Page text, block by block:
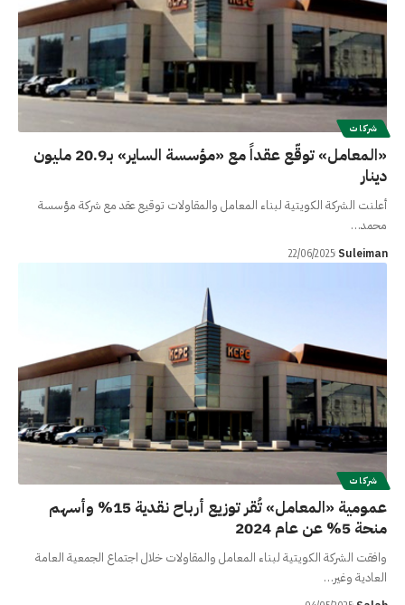
شركات
«المعامل» توقّع عقداً مع «مؤسسة الساير» بـ20.9 مليون
دينار
أعلنت الشركة الكويتية لبناء المعامل والمقاولات توقيع عقد مع شركة مؤسسة
محمد…
Suleiman
22/06/2025
شركات
عمومية «المعامل» تُقر توزيع أرباح نقدية 15% وأسهم
منحة 5% عن عام 2024
وافقت الشركة الكويتية لبناء المعامل والمقاولات خلال اجتماع الجمعية العامة
العادية وغير…